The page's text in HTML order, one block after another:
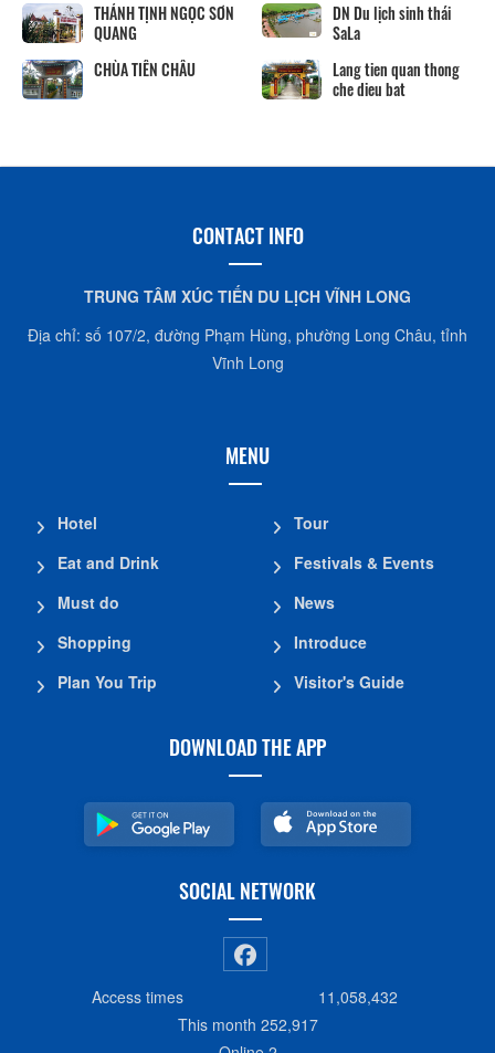
THÁNH TỊNH NGỌC SƠN
QUANG
DN Du lịch sinh thái
SaLa
CHÙA TIÊN CHÂU
Lang tien quan thong
che dieu bat
CONTACT INFO
TRUNG TÂM XÚC TIẾN DU LỊCH VĨNH LONG
Địa chỉ: số 107/2, đường Phạm Hùng, phường Long Châu, tỉnh
Vĩnh Long
MENU
Hotel
Eat and Drink
Must do
Shopping
Plan You Trip
Tour
Festivals & Events
News
Introduce
Visitor's Guide
DOWNLOAD THE APP
SOCIAL NETWORK
Access times
11,058,432
This month 252,917